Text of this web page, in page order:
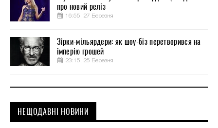
про новий реліз
16:55, 27 Березня
Зірки-мільярдери: як шоу-біз перетворився на
імперію грошей
23:15, 25 Березня
НЕЩОДАВНІ НОВИНИ